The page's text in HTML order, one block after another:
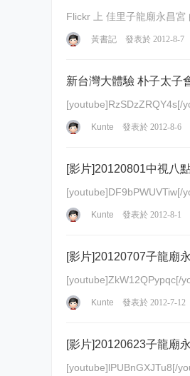
黃書記 發表於 2012-8-7
新台灣大體驗 朴子太子
Kunte 發表於 2012-8-6
[影片]20120801中視八
Kunte 發表於 2012-8-1
[影片]20120707子龍廟
Kunte 發表於 2012-7-12
[影片]20120623子龍廟